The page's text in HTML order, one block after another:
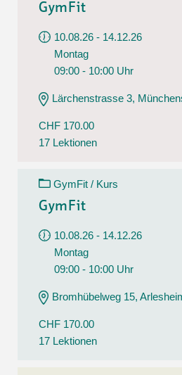
GymFit
10.08.26 - 14.12.26
Montag
09:00 - 10:00 Uhr
Lärchenstrasse 3,
CHF 170.00
17 Lektionen
GymFit / Kurs
GymFit
10.08.26 - 14.12.26
Montag
09:00 - 10:00 Uhr
Bromhübelweg 15,
CHF 170.00
17 Lektionen